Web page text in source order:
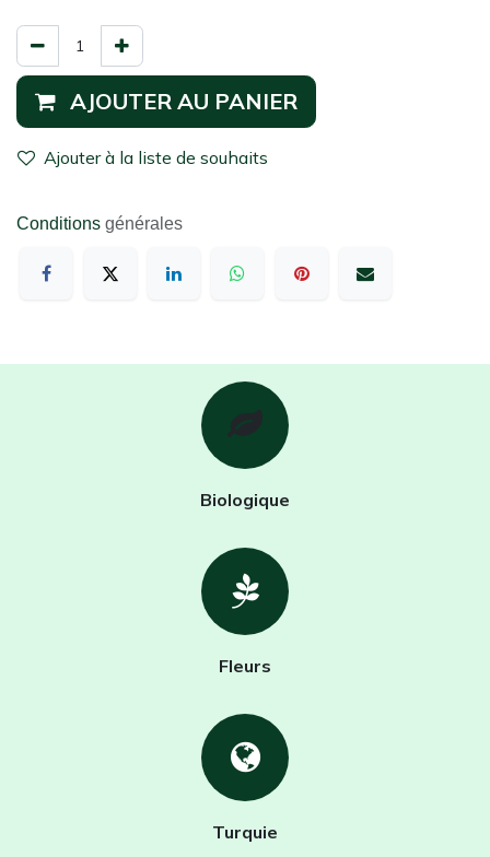
AJOUTER AU PANIER
Ajouter à la liste de souhaits
Conditions générales
Biologique
Fleurs
Turquie